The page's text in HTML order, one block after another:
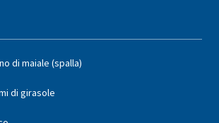
di maiale (spalla)
di girasole